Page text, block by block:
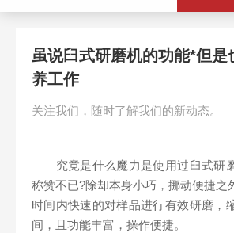
虽说臼式研磨机的功能*但是
养工作
关注我们，随时了解我们的新动态。
究竟是什么魔力是使用过臼式研
称赞不已?除却本身小巧，挪动便捷之
时间内快速的对样品进行有效研磨，
间，且功能丰富，操作便捷。